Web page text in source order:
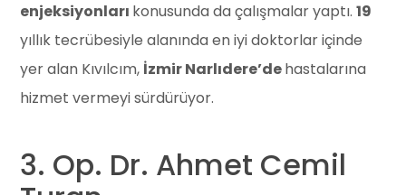
enjeksiyonları konusunda da çalışmalar yaptı.19
yıllık tecrübesiyle alanında en iyi doktorlar içinde
yer alan Kıvılcım, İzmir Narlıdere’dehastalarına
hizmet vermeyi sürdürüyor.
3. Op. Dr. Ahmet Cemil